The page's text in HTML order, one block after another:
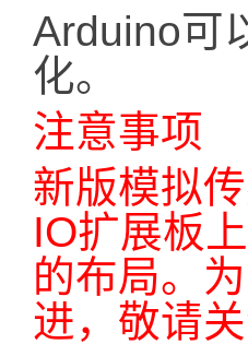
Arduino可
化。
注意事项
新版模拟
IO扩展板
的布局。
进，敬请关